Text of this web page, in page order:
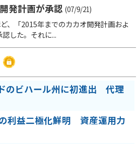
発計画が承認 (07/9/21)
、「2015年までのカカオ開発計画およ
した。それに...
のビハール州に初進出 代理
利益二極化鮮明 資産運用力